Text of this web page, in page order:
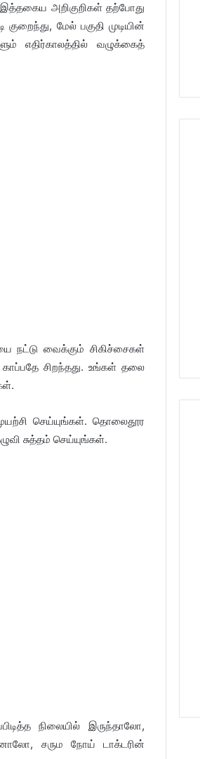
இத்தகைய அறிகுறிகள் தற்போது
மேல் பகுதி முடியின்
எதிர்காலத்தில் வழுக்கைத்
நட்டு வைக்கும் சிகிச்சைகள்
சிறந்தது. உங்கள் தலை
செய்யுங்கள். தொலைதூர
சுத்தம் செய்யுங்கள்.
நிலையில் இருந்தாலோ,
சரும நோய் டாக்டரின்